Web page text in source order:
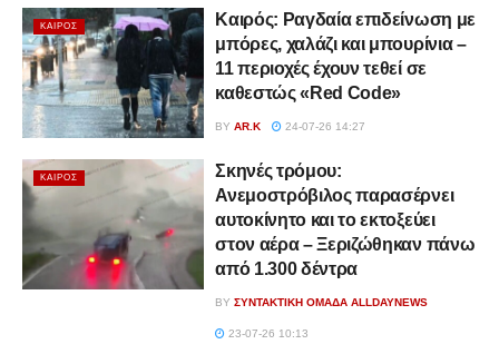
ΚΑΙΡΌΣ
Καιρός: Ραγδαία επιδείνωση με
μπόρες, χαλάζι και μπουρίνια –
11 περιοχές έχουν τεθεί σε
καθεστώς «Red Code»
BY AR.K 24-07-26 14:27
ΚΑΙΡΌΣ
Σκηνές τρόμου:
Ανεμοστρόβιλος παρασέρνει
αυτοκίνητο και το εκτοξεύει
στον αέρα – Ξεριζώθηκαν πάνω
από 1.300 δέντρα
BY ΣΥΝΤΑΚΤΙΚΉ ΟΜΆΔΑ ALLDAYNEWS
23-07-26 10:13